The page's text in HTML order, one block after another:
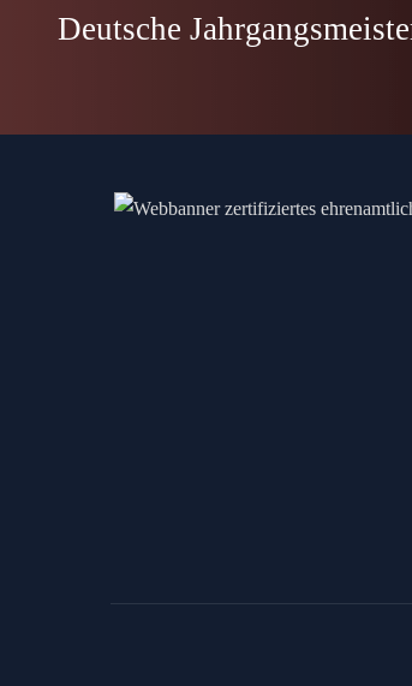
Deutsche